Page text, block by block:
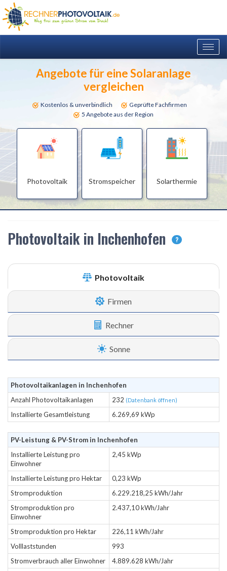
Angebote für eine Solaranlage
vergleichen
Kostenlos & unverbindlich
Geprüfte Fachfirmen
5 Angebote aus der Region
Photovoltaik Stromspeicher Solarthermie
Photovoltaik in Inchenhofen ?
Photovoltaik
Firmen
Rechner
Sonne
Photovoltaikanlagen in Inchenhofen
Anzahl Photovoltaikanlagen
232 (Datenbank öffnen)
Installierte Gesamtleistung 6.269,69 kWp
PV-Leistung & PV-Strom in Inchenhofen
Installierte Leistung pro
Einwohner
2,45 kWp
Installierte Leistung pro Hektar
0,23 kWp
Stromproduktion
6.229.218,25 kWh/Jahr
Stromproduktion pro
Einwohner
2.437,10 kWh/Jahr
Stromproduktion pro Hektar
226,11 kWh/Jahr
Volllaststunden
993
Stromverbrauch aller Einwohner
4.889.628 kWh/Jahr